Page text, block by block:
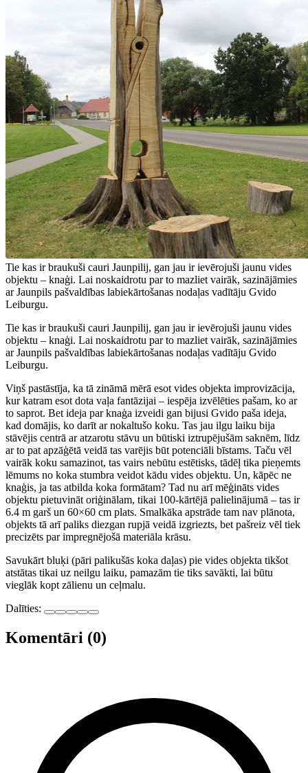
Tie kas ir braukuši cauri Jaunpilij, gan jau ir ievērojuši jaunu vides
objektu – knaģi. Lai noskaidrotu par to mazliet vairāk, sazinājāmies
ar Jaunpils pašvaldības labiekārtošanas nodaļas vadītāju Gvido
Leiburgu.
Tie kas ir braukuši cauri Jaunpilij, gan jau ir ievērojuši jaunu vides
objektu – knaģi. Lai noskaidrotu par to mazliet vairāk, sazinājāmies
ar Jaunpils pašvaldības labiekārtošanas nodaļas vadītāju Gvido
Leiburgu.
Viņš pastāstīja, ka tā zināmā mērā esot vides objekta improvizācija,
kur katram esot dota vaļa fantāzijai – iespēja izvēlēties pašam, ko ar
to saprot. Bet ideja par knaģa izveidi gan bijusi Gvido paša ideja,
kad domājis, ko darīt ar nokaltušo koku. Tas jau ilgu laiku bija
stāvējis centrā ar atzarotu stāvu un būtiski iztrupējušām saknēm, līdz
ar to pat apzāģētā veidā tas varējis būt potenciāli bīstams. Taču vēl
vairāk koku samazinot, tas vairs nebūtu estētisks, tādēļ tika pieņemts
lēmums no koka stumbra veidot kādu vides objektu. Un, kāpēc ne
knaģis, ja tas atbilda koka formātam? Tad nu arī mēģināts vides
objektu pietuvināt oriģinālam, tikai 100-kārtējā palielinājumā – tas ir
6.4 m garš un 60×60 cm plats. Smalkāka apstrāde tam nav plānota,
objekts tā arī paliks diezgan rupjā veidā izgriezts, bet pašreiz vēl tiek
precizēts par impregnējošā materiāla krāsu.
Savukārt bluķi (pāri palikušās koka daļas) pie vides objekta tikšot
atstātas tikai uz neilgu laiku, pamazām tie tiks savākti, lai būtu
vieglāk kopt zālienu un ceļmalu.
Dalīties:
Komentāri (0)